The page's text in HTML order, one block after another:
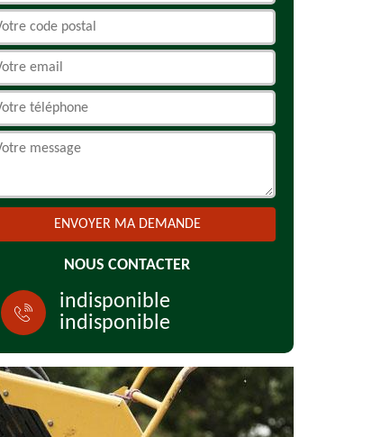
NOUS CONTACTER
indisponible
indisponible